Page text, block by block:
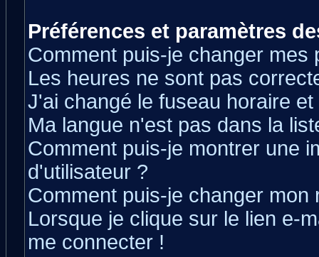
Préférences et paramètres
Comment puis-je changer mes
Les heures ne sont pas
J'ai changé le fuseau horaire
Ma langue n'est pas dans la
Comment puis-je montrer une
d'utilisateur ?
Comment puis-je changer mon
Lorsque je clique sur le lien e-
me connecter !